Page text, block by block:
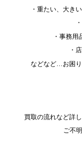
・重たい、大き
・事務
・
などなど…お困り
買取の流れなど詳
ご不